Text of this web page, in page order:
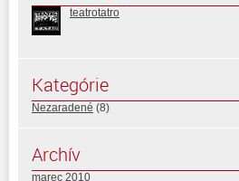
teatrotatro
Kategórie
Nezaradené (8)
Archív
marec 2010